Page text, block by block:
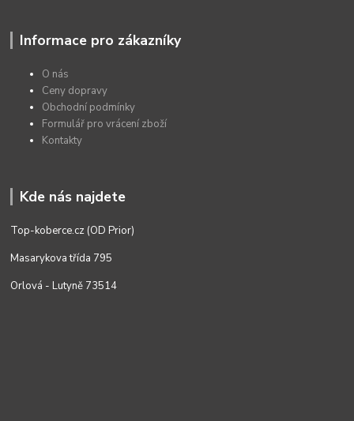
Informace pro zákazníky
O nás
Ceny dopravy
Obchodní podmínky
Formulář pro vrácení zboží
Kontakty
Kde nás najdete
Top-koberce.cz (OD Prior)
Masarykova třída 795
Orlová - Lutyně 73514